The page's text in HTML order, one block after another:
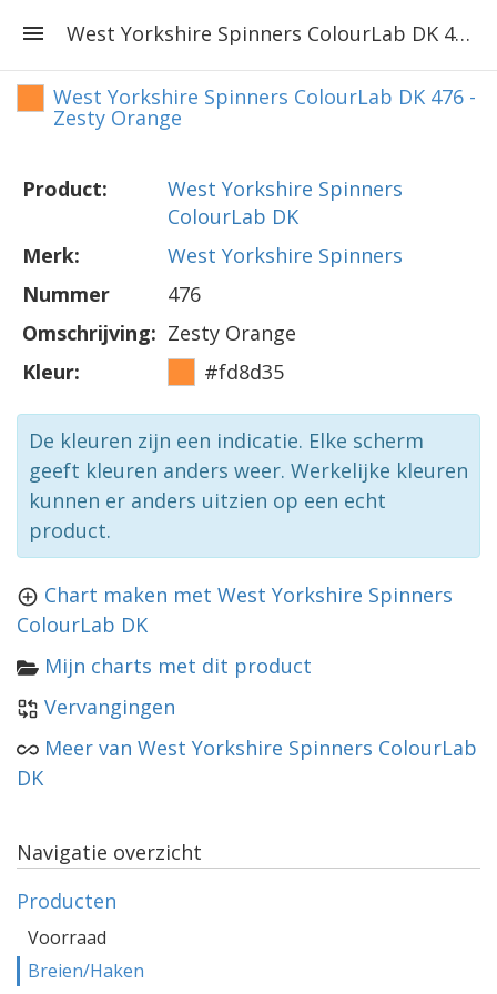
West Yorkshire Spinners ColourLab DK 476 - Zesty Orange
West Yorkshire Spinners ColourLab DK 476 -
Zesty Orange
Product:
West Yorkshire Spinners
ColourLab DK
Merk:
West Yorkshire Spinners
Nummer
476
Omschrijving: Zesty Orange
Kleur:
#fd8d35
De kleuren zijn een indicatie. Elke scherm
geeft kleuren anders weer. Werkelijke kleuren
kunnen er anders uitzien op een echt
product.
Chart maken met West Yorkshire Spinners
ColourLab DK
Mijn charts met dit product
Vervangingen
Meer van West Yorkshire Spinners ColourLab
DK
Navigatie overzicht
Producten
Voorraad
Breien/Haken